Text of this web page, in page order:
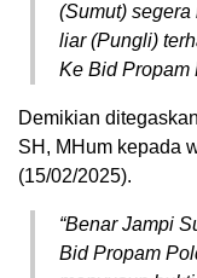
(Sumut)
liar (Pungli)
Ke Bid Propam
Demikian
SH, MHum kepada
(15/02/2025).
“Benar Jampi
Bid Propam